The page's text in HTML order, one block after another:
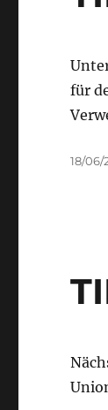
für
18/06/